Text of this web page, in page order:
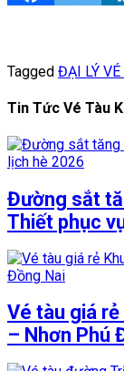
Tagged ĐẠI LÝ VÉ
Tin Tức Vé Tàu
Đường sắt
Thiết phục
Vé tàu giá
– Nhơn Phú